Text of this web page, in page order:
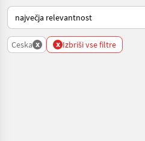
Tako je razvrščeno na Landwirt.com
Ceska x x Izbriši vse filtre